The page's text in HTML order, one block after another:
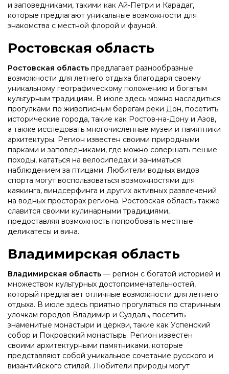
и заповедниками, такими как Ай-Петри и Карадаг,
которые предлагают уникальные возможности для
знакомства с местной флорой и фауной.
Ростовская область
Ростовская область предлагает разнообразные
возможности для летнего отдыха благодаря своему
уникальному географическому положению и богатым
культурным традициям. В июле здесь можно насладиться
прогулками по живописным берегам реки Дон, посетить
исторические города, такие как Ростов-на-Дону и Азов,
а также исследовать многочисленные музеи и памятники
архитектуры. Регион известен своими природными
парками и заповедниками, где можно совершать пешие
походы, кататься на велосипедах и заниматься
наблюдением за птицами. Любители водных видов
спорта могут воспользоваться возможностями для
каякинга, виндсерфинга и других активных развлечений
на водных просторах региона. Ростовская область также
славится своими кулинарными традициями,
предоставляя возможность попробовать местные
деликатесы и вина.
Владимирская область
Владимирская область — регион с богатой историей и
множеством культурных достопримечательностей,
который предлагает отличные возможности для летнего
отдыха. В июле здесь приятно прогуляться по старинным
улочкам городов Владимир и Суздаль, посетить
знаменитые монастыри и церкви, такие как Успенский
собор и Покровский монастырь. Регион известен
своими архитектурными памятниками, которые
представляют собой уникальное сочетание русского и
византийского стилей. Любители природы могут